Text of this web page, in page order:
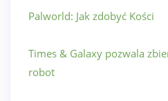
Palworld: Jak zdobyć Kości
Times & Galaxy pozwala
robot